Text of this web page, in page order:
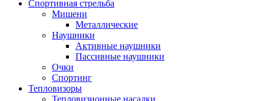
Спортивная стрельба
Мишени
Металлические
Наушники
Активные наушники
Пассивные наушники
Очки
Спортинг
Тепловизоры
Тепловизионные насадки